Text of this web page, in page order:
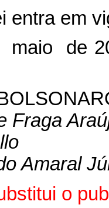
entra em
de
Fraga
Amaral
o